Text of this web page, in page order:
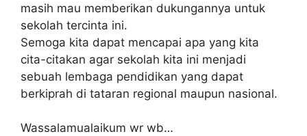
masih mau memberikan dukungannya untuk
sekolah tercinta ini.
Semoga kita dapat mencapai apa yang kita
cita-citakan agar sekolah kita ini menjadi
sebuah lembaga pendidikan yang dapat
berkiprah di tataran regional maupun nasional.
Wassalamualaikum wr wb…